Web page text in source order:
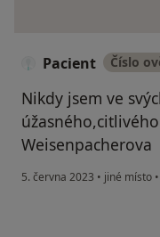
Pacient Číslo
Nikdy jsem ve
Weisenpacherova
5. června 2023 • jiné místo •